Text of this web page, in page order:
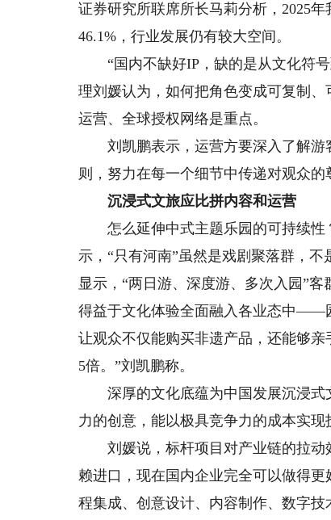
证券研究所联席所长马莉分析，2025
46.1%，行业发展仍有较大空间。
“国内不缺好IP，缺的是从文化符号
理刘媛认为，如何把角色变成可复制
运营、全球授权网络是重点。
刘凯鹏表示，运营方要深入了解游
则，努力在每一个细节中传递对观众的
沉浸式文旅应比拼内容和运营
怎么延伸中式主题乐园的可持续性
示，“只有河南”虽然是戏剧聚落群，
显示，“两日游、深度游、多次入园”
得益于文化体验全面融入各业态中——
让观众不仅能购买非遗产品，还能够
5倍。”刘凯鹏称。
深厚的文化底蕴为中国发展沉浸式
力的创意，能以极具竞争力的成本实现
刘媛说，标杆项目对产业链的拉动
赖进口，现在国内企业完全可以做得
程集成、创意设计、内容制作、数字